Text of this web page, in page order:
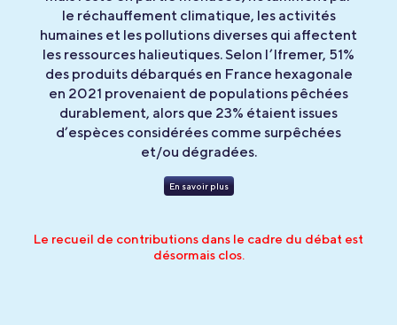
le réchauffement climatique, les activités
humaines et les pollutions diverses qui affectent
les ressources halieutiques. Selon l’Ifremer, 51%
des produits débarqués en France hexagonale
en 2021 provenaient de populations pêchées
durablement, alors que 23% étaient issues
d’espèces considérées comme surpêchées
et/ou dégradées.
En savoir plus
Le recueil de contributions dans le cadre du débat est
désormais clos.